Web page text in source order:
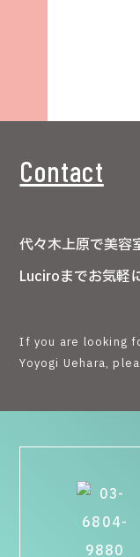
Contact
代々木上原で美容
Luciroまでお気軽
If you are looking
Yoyogi Uehara,